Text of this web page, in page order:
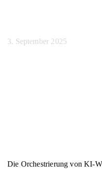
3. September 2025
Die Orchestrierung von KI-